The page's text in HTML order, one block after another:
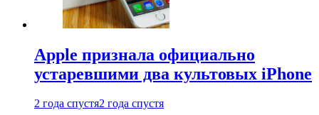
Apple признала официально
устаревшими два культовых iPhone
2 года спустя2 года спустя